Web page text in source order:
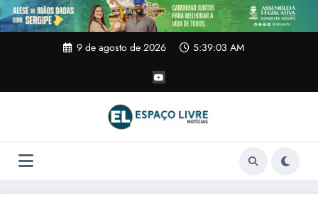
Pular
para
o
9 de agosto de 2026 5:39:04 AM